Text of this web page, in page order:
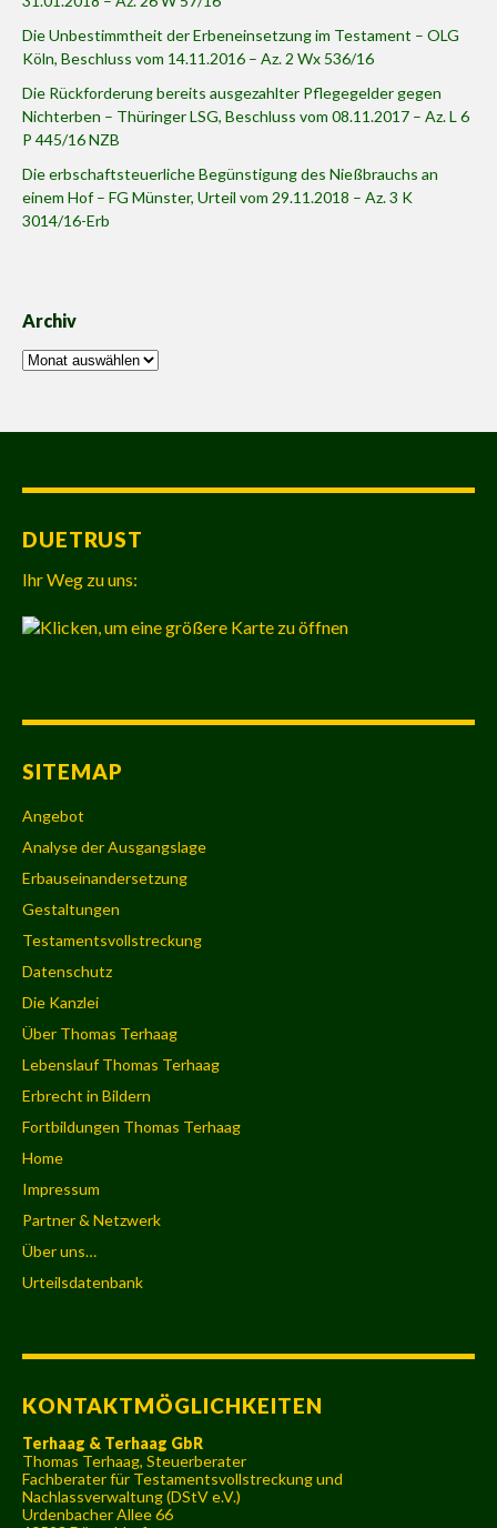
Die Unbestimmtheit der Erbeneinsetzung im Testament – OLG
Köln, Beschluss vom 14.11.2016 – Az. 2 Wx 536/16
Die Rückforderung bereits ausgezahlter Pflegegelder gegen
Nichterben – Thüringer LSG, Beschluss vom 08.11.2017 – Az. L 6
P 445/16 NZB
Die erbschaftsteuerliche Begünstigung des Nießbrauchs an
einem Hof – FG Münster, Urteil vom 29.11.2018 – Az. 3 K
3014/16-Erb
Archiv
Archiv
DUETRUST
Ihr Weg zu uns:
SITEMAP
Angebot
Analyse der Ausgangslage
Erbauseinandersetzung
Gestaltungen
Testamentsvollstreckung
Datenschutz
Die Kanzlei
Über Thomas Terhaag
Lebenslauf Thomas Terhaag
Erbrecht in Bildern
Fortbildungen Thomas Terhaag
Home
Impressum
Partner & Netzwerk
Über uns…
Urteilsdatenbank
KONTAKTMÖGLICHKEITEN
Terhaag & Terhaag GbR
Thomas Terhaag, Steuerberater
Fachberater für Testamentsvollstreckung und
Nachlassverwaltung (DStV e.V.)
Urdenbacher Allee 66